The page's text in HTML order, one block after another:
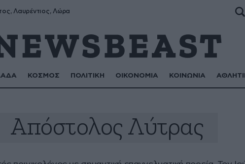
Λαυρέντιος, Λώρα
ΚΟΣΜΟΣ ΠΟΛΙΤΙΚΗ ΟΙΚΟΝΟΜΙΑ ΚΟΙΝΩΝΙΑ
Απόστολος Λύτρας